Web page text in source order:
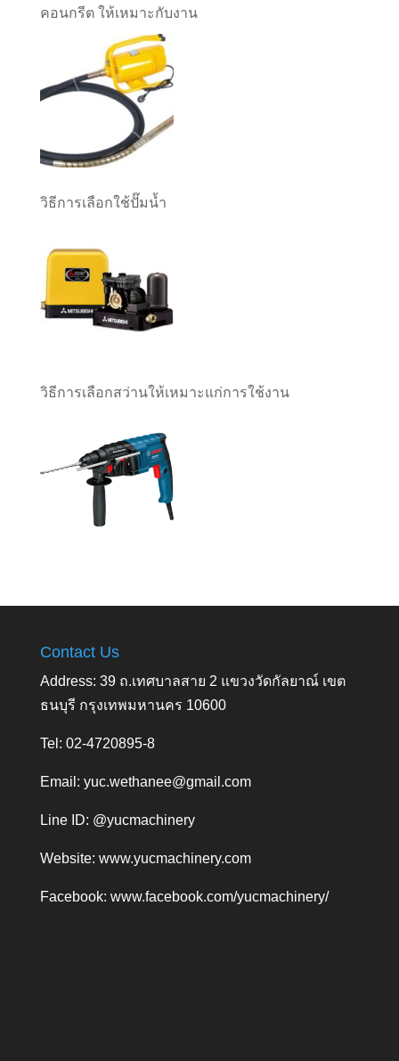
คอนกรีต ให้เหมาะกับงาน
วิธีการเลือกใช้ปั๊มน้ำ
วิธีการเลือกสว่านให้เหมาะแก่การใช้งาน
Contact Us
Address: 39 ถ.เทศบาลสาย 2 แขวงวัดกัลยาณ์ เขต
ธนบุรี กรุงเทพมหานคร 10600
Tel: 02-4720895-8
Email: yuc.wethanee@gmail.com
Line ID: @yucmachinery
Website: www.yucmachinery.com
Facebook: www.facebook.com/yucmachinery/